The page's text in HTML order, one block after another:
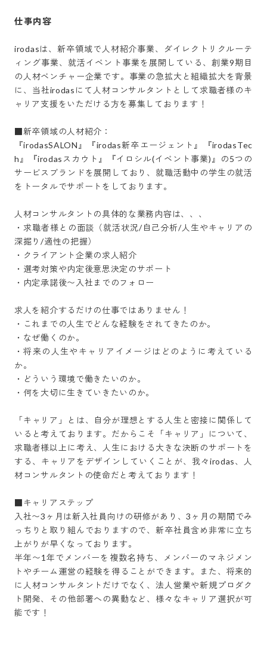
仕事内容
irodasは、新卒領域で人材紹介事業、ダイレクトリクルーテ
ィング事業、就活イベント事業を展開している、創業9期目
の人材ベンチャー企業です。事業の急拡大と組織拡大を背景
に、当社irodasにて人材コンサルタントとして求職者様のキ
ャリア支援をいただける方を募集しております！
■新卒領域の人材紹介：
『irodasSALON』『irodas新卒エージェント』『irodasTec
h』『irodasスカウト』『イロシル(イベント事業)』の5つの
サービスブランドを展開しており、就職活動中の学生の就活
をトータルでサポートをしております。
人材コンサルタントの具体的な業務内容は、、、
・求職者様との面談（就活状況/自己分析/人生やキャリアの
深掘り/適性の把握）
・クライアント企業の求人紹介
・選考対策や内定後意思決定のサポート
・内定承諾後〜入社までのフォロー
求人を紹介するだけの仕事ではありません！
・これまでの人生でどんな経験をされてきたのか。
・なぜ働くのか。
・将来の人生やキャリアイメージはどのように考えている
か。
・どういう環境で働きたいのか。
・何を大切に生きていきたいのか。
「キャリア」とは、自分が理想とする人生と密接に関係して
いると考えております。だからこそ「キャリア」について、
求職者様以上に考え、人生における大きな決断のサポートを
する、キャリアをデザインしていくことが、我々irodas、人
材コンサルタントの使命だと考えております！
■キャリアステップ
入社〜3ヶ月は新入社員向けの研修があり、3ヶ月の期間でみ
っちりと取り組んでおりますので、新卒社員含め非常に立ち
上がりが早くなっております。
半年〜1年でメンバーを複数名持ち、メンバーのマネジメン
トやチーム運営の経験を得ることができます。また、将来的
に人材コンサルタントだけでなく、法人営業や新規プロダク
ト開発、その他部署への異動など、様々なキャリア選択が可
能です！